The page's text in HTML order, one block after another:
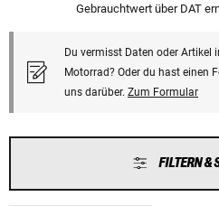
Gebrauchtwert über DAT
Du vermisst Daten oder Artikel
Motorrad? Oder du hast einen
uns darüber. Zum Formular
FILTERN &